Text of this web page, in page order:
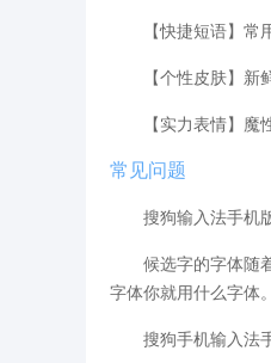
【快捷短语】常用
【个性皮肤】新鲜
【实力表情】魔性
常见问题
搜狗输入法手机
候选字的字体随着
字体你就用什么字体。
搜狗手机输入法